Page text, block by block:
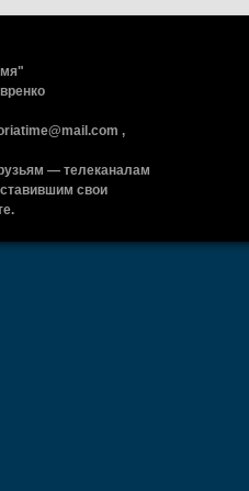
,
— телеканалам
свои